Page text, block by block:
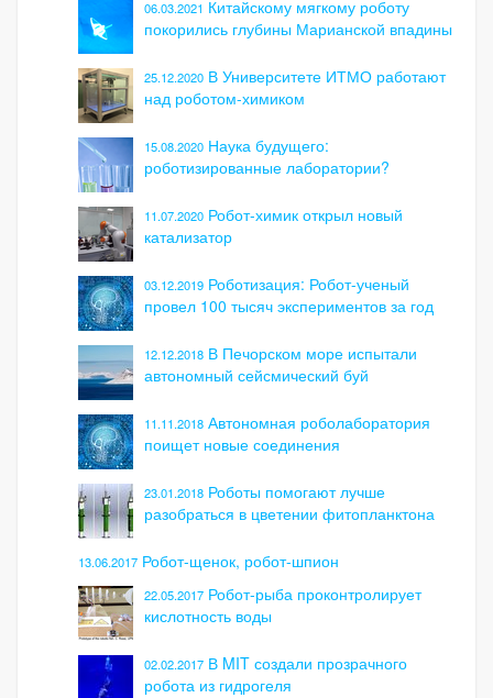
06.03.2021 Китайскому мягкому роботу
покорились глубины Марианской впадины
25.12.2020 В Университете ИТМО работают
над роботом-химиком
15.08.2020 Наука будущего:
роботизированные лаборатории?
11.07.2020 Робот-химик открыл новый
катализатор
03.12.2019 Роботизация: Робот-ученый
провел 100 тысяч экспериментов за год
12.12.2018 В Печорском море испытали
автономный сейсмический буй
11.11.2018 Автономная роболаборатория
поищет новые соединения
23.01.2018 Роботы помогают лучше
разобраться в цветении фитопланктона
13.06.2017 Робот-щенок, робот-шпион
22.05.2017 Робот-рыба проконтролирует
кислотность воды
02.02.2017 В MIT создали прозрачного
робота из гидрогеля